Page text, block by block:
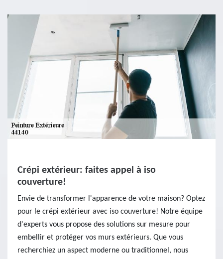
Crépi extérieur: faites appel à iso
couverture!
Envie de transformer l'apparence de votre maison? Optez
pour le crépi extérieur avec iso couverture! Notre équipe
d'experts vous propose des solutions sur mesure pour
embellir et protéger vos murs extérieurs. Que vous
recherchiez un aspect moderne ou traditionnel, nous